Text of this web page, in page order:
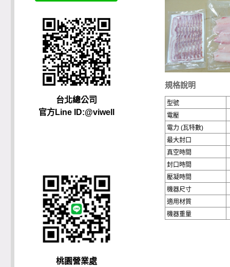
台北總公司
官方Line ID:@viwell
桃園營業處
規格說明
型號
電壓
電力 (瓦特數)
最大封口
真空時間
封口時間
壓凝時間
機器尺寸
適用材質
機器重量